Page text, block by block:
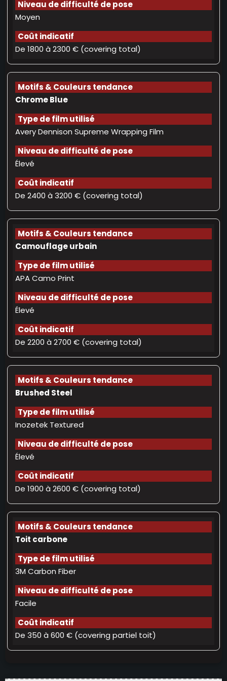
Moyen
De 1800 à 2300 € (covering total)
Chrome Blue
Avery Dennison Supreme Wrapping Film
Élevé
De 2400 à 3200 € (covering total)
Camouflage urbain
APA Camo Print
Élevé
De 2200 à 2700 € (covering total)
Brushed Steel
Inozetek Textured
Élevé
De 1900 à 2600 € (covering total)
Toit carbone
3M Carbon Fiber
Facile
De 350 à 600 € (covering partiel toit)